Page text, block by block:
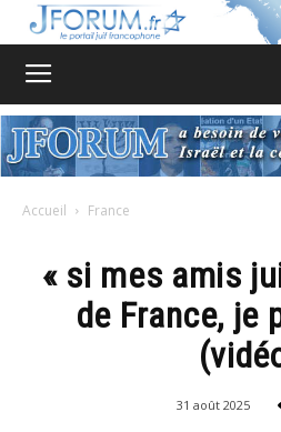
Accueil France
« si mes amis
de France, je
31 août 2025